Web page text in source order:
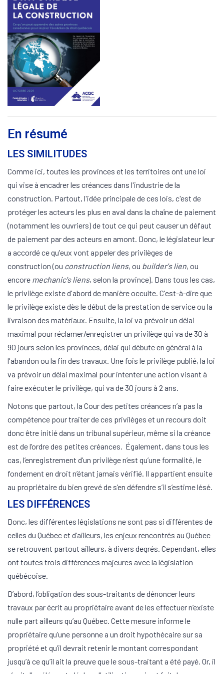
En résumé
LES SIMILITUDES
Comme ici, toutes les provinces et les territoires ont une loi
qui vise à encadrer les créances dans l'industrie de la
construction. Partout, l'idée principale de ces lois, c'est de
protéger les acteurs les plus en aval dans la chaîne de paiement
(notamment les ouvriers) de tout ce qui peut causer un défaut
de paiement par des acteurs en amont. Donc, le législateur leur
a accordé ce qu'eux vont appeler des privilèges de
construction (ou construction liens, ou builder's lien, ou
encore mechanic's liens, selon la province). Dans tous les cas,
le privilège existe d'abord de manière occulte. C'est-à-dire que
le privilège existe dès le début de la prestation de service ou la
livraison des matériaux. Ensuite, la loi va prévoir un délai
maximal pour réclamer/enregistrer un privilège qui va de 30 à
90 jours selon les provinces, délai qui débute en général à la
l'abandon ou la fin des travaux. Une fois le privilège publié, la loi
va prévoir un délai maximal pour intenter une action visant à
faire exécuter le privilège, qui va de 30 jours à 2 ans.
Notons que partout, la Cour des petites créances n’a pas la
compétence pour traiter de ces privilèges et un recours doit
donc être initié dans un tribunal supérieur, même si la créance
est de l’ordre des petites créances. Également, dans tous les
cas, l’enregistrement d’un privilège n’est qu’une formalité, le
fondement en droit n’étant jamais vérifié. Il appartient ensuite
au propriétaire du bien grevé de s’en défendre s’il s’estime lésé.
LES DIFFÉRENCES
Donc, les différentes législations ne sont pas si différentes de
celles du Québec et d’ailleurs, les enjeux rencontrés au Québec
se retrouvent partout ailleurs, à divers degrés. Cependant, elles
ont toutes trois différences majeures avec la législation
québécoise.
D’abord, l’obligation des sous-traitants de dénoncer leurs
travaux par écrit au propriétaire avant de les effectuer n’existe
nulle part ailleurs qu’au Québec. Cette mesure informe le
propriétaire qu’une personne a un droit hypothécaire sur sa
propriété et qu’il devrait retenir le montant correspondant
jusqu’à ce qu’il ait la preuve que le sous-traitant a été payé. Or, il